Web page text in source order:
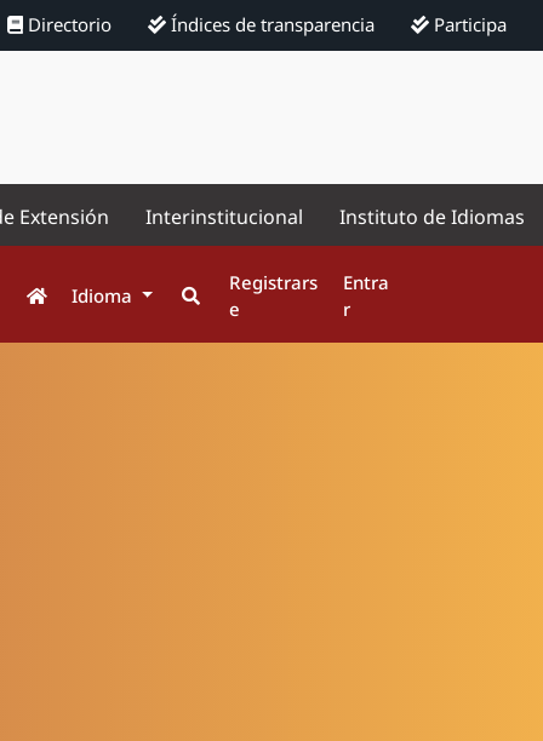
Directorio Índices de transparencia Participa
Extensión Interinstitucional Instituto de Idiomas
Idioma
Registrars
e
Entra
r